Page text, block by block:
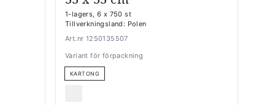
1-lagers, 6 x 750 st
Tillverkningsland: Polen
Art.nr 1250135507
Variant för förpackning
KARTONG